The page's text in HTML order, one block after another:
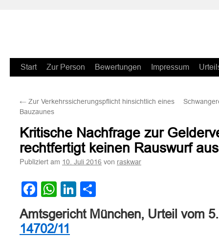
Zum
springen
Start Zur Person Bewertungen Impressum
← Zur Verkehrssicherungspflicht hinsichtlich eines
Bauzaunes
Kritische Nachfrage zur
rechtfertigt keinen Rauswurf
Publiziert am 10. Juli 2016 von raskwar
Facebook
WhatsApp
LinkedIn
Amtsgericht München, Urteil vom
14702/11